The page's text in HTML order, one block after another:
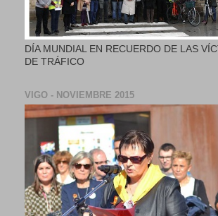
DÍA MUNDIAL EN RECUERDO DE LAS
DE TRÁFICO
VIGO - NOVIEMBRE 2015